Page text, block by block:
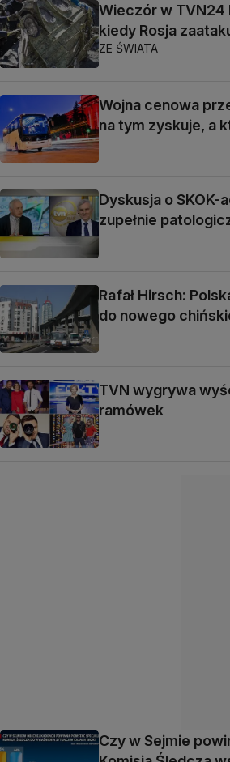
Wieczór w TVN24
kiedy Rosja
ZE ŚWIATA
Wojna cenowa
na tym zyskuje, a
Dyskusja o SKOK-
zupełnie
Rafał Hirsch:
do nowego
TVN wygrywa
ramówek
Czy w Sejmie